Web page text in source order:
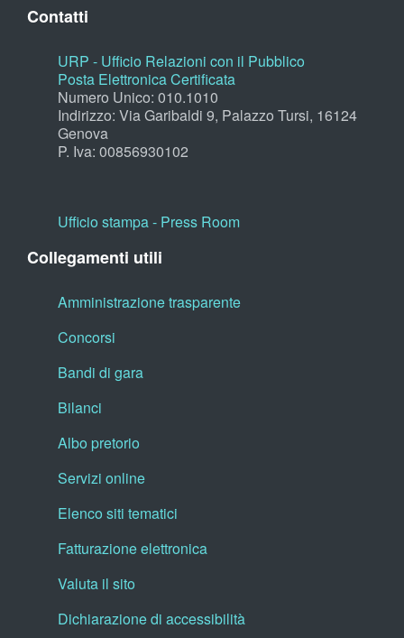
Contatti
URP - Ufficio Relazioni con il Pubblico
Posta Elettronica Certificata
Numero Unico: 010.1010
Indirizzo: Via Garibaldi 9, Palazzo Tursi, 16124
Genova
P. Iva: 00856930102
Ufficio stampa - Press Room
Collegamenti utili
Amministrazione trasparente
Concorsi
Bandi di gara
Bilanci
Albo pretorio
Servizi online
Elenco siti tematici
Fatturazione elettronica
Valuta il sito
Dichiarazione di accessibilità